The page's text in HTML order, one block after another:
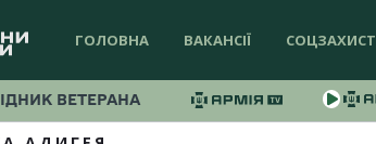
ГОЛОВНА ВАКАНСІЇ СОЦЗАХИСТ
ВЕТЕРАНА